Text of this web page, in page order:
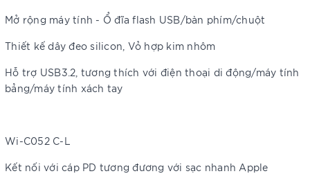
Mở rộng máy tính - Ổ đĩa flash USB/bàn phím/chuột
Thiết kế dây đeo silicon, Vỏ hợp kim nhôm
Hỗ trợ USB3.2, tương thích với điện thoại di động/máy tính
bảng/máy tính xách tay
Wi-C052 C-L
Kết nối với cáp PD tương đương với sạc nhanh Apple